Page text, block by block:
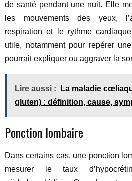
de santé pendant une nuit. Elle
les mouvements des yeux,
respiration et le rythme
utile, notamment pour repérer
pourrait expliquer ou aggraver la
Lire aussi :
La maladie
gluten) : définition, cause,
Ponction lombaire
Dans certains cas, une ponction
mesurer le taux